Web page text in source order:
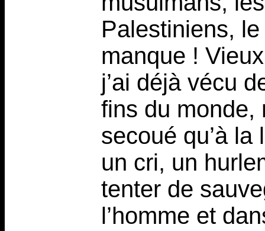
Palestiniens,
manque !
j’ai déjà vécu
fins du monde,
secoué qu’à
un cri, un
tenter de
l’homme et